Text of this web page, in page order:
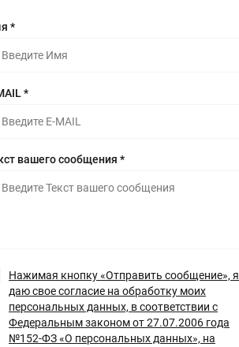
*
*
вашего сообщения *
Нажимая кнопку «Отправить сообщение», я
даю свое согласие на обработку моих
персональных данных, в соответствии с
Федеральным законом от 27.07.2006 года
№152-ФЗ «О персональных данных», на